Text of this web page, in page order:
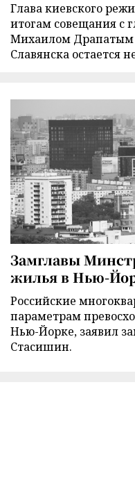
Глава киевского
итогам совещания с
Михаилом Драпатым
Славянска остается
Замглавы
жилья в Нью-
Российские
параметрам
Нью-Йорке, заявил
Стасишин.